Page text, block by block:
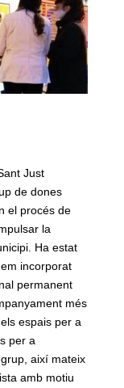
Just
de dones
el procés de
la
Ha estat
incorporat
permanent
més
espais per a
per a
així mateix
amb motiu